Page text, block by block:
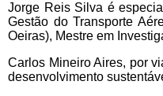
Jorge Reis Silva é
Gestão do Transporte
Oeiras), Mestre em
Carlos Mineiro Aires, por
desenvolvimento